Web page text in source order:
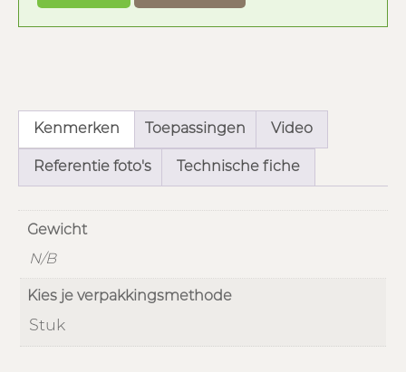
Kenmerken Toepassingen Video
Referentie foto's Technische fiche
Gewicht
N/B
Kies je verpakkingsmethode
Stuk